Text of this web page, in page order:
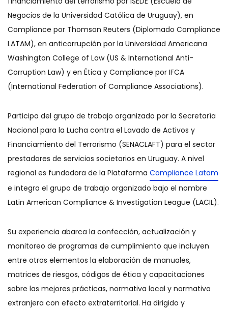
Negocios de la Universidad Católica de Uruguay), en
Compliance por Thomson Reuters (Diplomado Compliance
LATAM), en anticorrupción por la Universidad Americana
Washington College of Law (US & International Anti-
Corruption Law) y en Ética y Compliance por IFCA
(International Federation of Compliance Associations).
Participa del grupo de trabajo organizado por la Secretaría
Nacional para la Lucha contra el Lavado de Activos y
Financiamiento del Terrorismo (SENACLAFT) para el sector
prestadores de servicios societarios en Uruguay. A nivel
regional es fundadora de la Plataforma Compliance Latam
e integra el grupo de trabajo organizado bajo el nombre
Latin American Compliance & Investigation League (LACIL).
Su experiencia abarca la confección, actualización y
monitoreo de programas de cumplimiento que incluyen
entre otros elementos la elaboración de manuales,
matrices de riesgos, códigos de ética y capacitaciones
sobre las mejores prácticas, normativa local y normativa
extranjera con efecto extraterritorial. Ha dirigido y